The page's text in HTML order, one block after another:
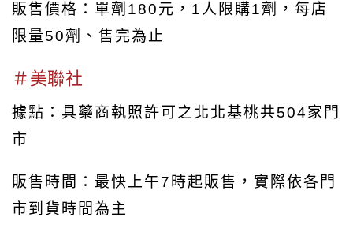
販售價格：單劑180元，1人限購1劑，每店
限量50劑、售完為止
＃美聯社
據點：具藥商執照許可之北北基桃共504家門
市
販售時間：最快上午7時起販售，實際依各門
市到貨時間為主